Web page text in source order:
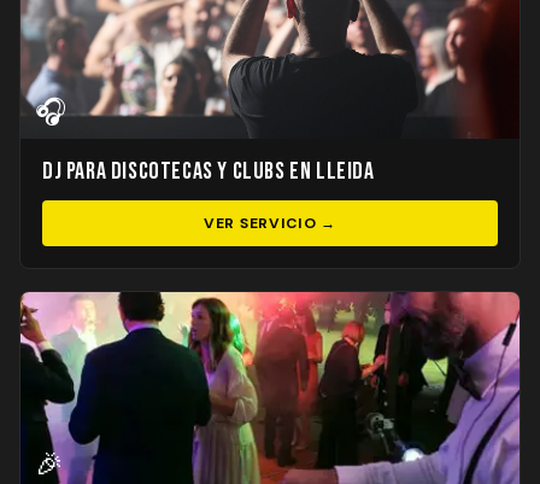
🎧
DJ para Discotecas y Clubs en Lleida
VER SERVICIO →
🎉